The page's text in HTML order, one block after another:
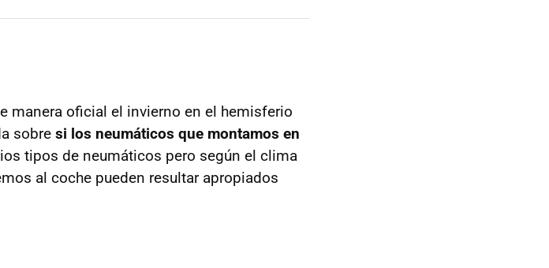
manera oficial el invierno en el hemisferio
sobre si los neumáticos que montamos en
tipos de neumáticos pero según el clima
al coche pueden resultar apropiados